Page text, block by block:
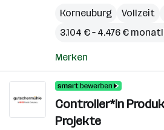
Korneuburg
Vollzeit
3.104 € – 4.476 €
Merken
Controller*in
Projekte